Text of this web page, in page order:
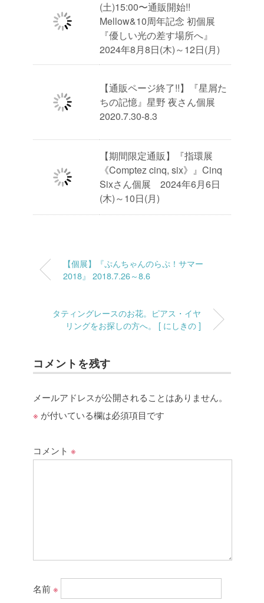
(土)15:00〜通販開始!!
Mellow&10周年記念 初個展
『優しい光の差す場所へ』
2024年8月8日(木)～12日(月)
【通販ページ終了!!】『星屑た
ちの記憶』星野 夜さん個展
2020.7.30-8.3
【期間限定通販】『指環展
《Comptez cinq, six》』Cinq
Sixさん個展 2024年6月6日
(木)～10日(月)
【個展】『ぷんちゃんのらぷ！サマー
2018』 2018.7.26～8.6
タティングレースのお花。ピアス・イヤ
リングをお探しの方へ。 [ にしきの ]
コメントを残す
メールアドレスが公開されることはありません。
※ が付いている欄は必須項目です
コメント ※
名前※